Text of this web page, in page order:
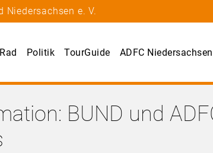
Niedersachsen e. V.
Politik TourGuide ADFC Niedersachsen
BUND und